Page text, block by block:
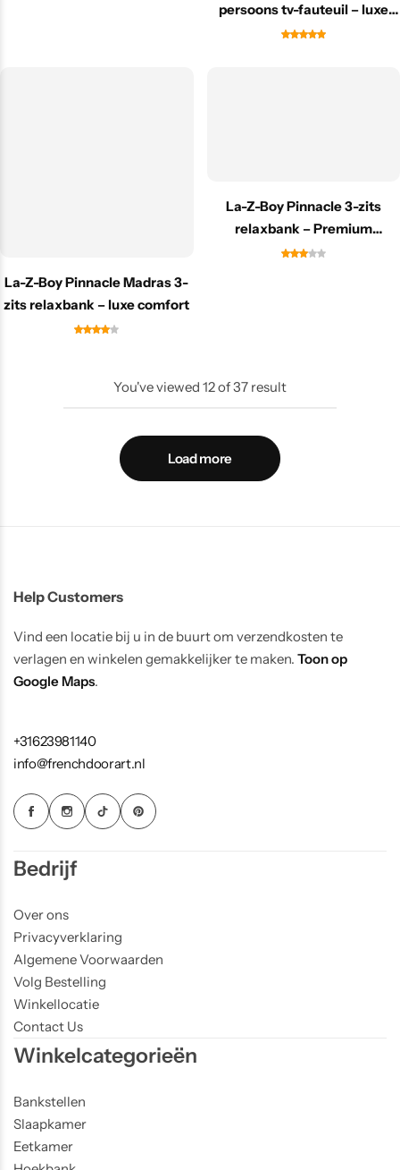
persoons tv-fauteuil – luxe
comfort
La-Z-Boy Pinnacle Madras 3-
zits relaxbank – luxe comfort
La-Z-Boy Pinnacle 3-zits
relaxbank – Premium
Platinum comfort
You've viewed 12of37 result
Load more
Help Customers
Vind een locatie bij u in de buurt om verzendkosten te
verlagen en winkelen gemakkelijker te maken. Toon op
Google Maps.
+31623981140
info@frenchdoorart.nl
Bedrijf
Over ons
Privacyverklaring
Algemene Voorwaarden
Volg Bestelling
Winkellocatie
Contact Us
Winkelcategorieën
Bankstellen
Slaapkamer
Eetkamer